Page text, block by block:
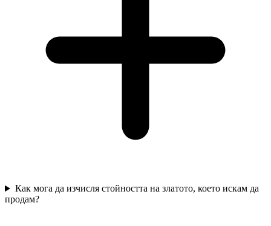
Как мога да изчисля стойността на златото, което искам да
продам?